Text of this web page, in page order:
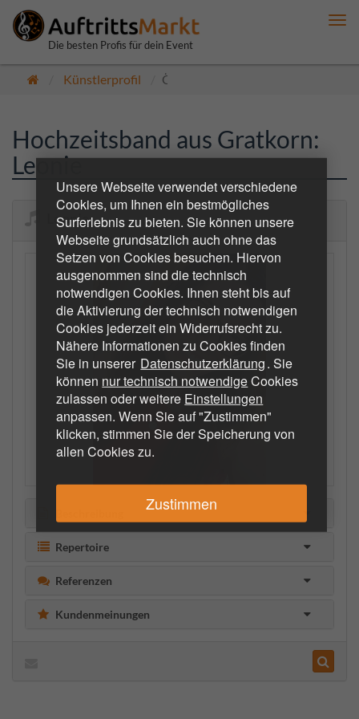
Unsere Webseite verwendet verschiedene
Cookies, um Ihnen ein bestmögliches
Surferlebnis zu bieten. Sie können unsere
Webseite grundsätzlich auch ohne das
Setzen von Cookies besuchen. Hiervon
ausgenommen sind die technisch
notwendigen Cookies. Ihnen steht bis auf
die Aktivierung der technisch notwendigen
Cookies jederzeit ein Widerrufsrecht zu.
Nähere Informationen zu Cookies finden
Sie in unserer Datenschutzerklärung. Sie
können nur technisch notwendigeCookies
zulassen oder weitere Einstellungen
anpassen. Wenn Sie auf "Zustimmen"
klicken, stimmen Sie der Speicherung von
allen Cookies zu.
Zustimmen
Die besten Profis für dein Event
Künstlerprofil Öffentlich
Hochzeitsband aus Gratkorn:
Leonie
Leonie
Repertoire
Referenzen
Kundenmeinungen